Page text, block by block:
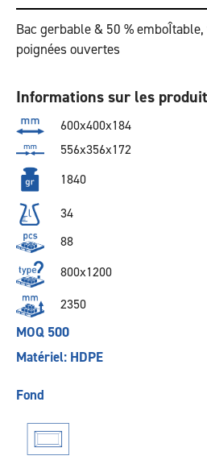
Bac gerbable & 50 %
poignées ouvertes
Informations sur les
600x400x184
556x356x172
1840
34
88
800x1200
2350
MOQ 500
Matériel: HDPE
Fond